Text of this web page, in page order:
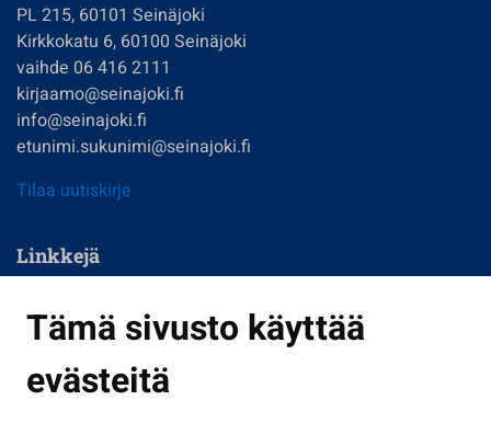
Tämä sivusto käyttää
evästeitä
PL 215, 60101 Seinäjoki
Kirkkokatu 6, 60100 Seinäjoki
vaihde 06 416 2111
kirjaamo@seinajoki.fi
info@seinajoki.fi
etunimi.sukunimi@seinajoki.fi
Tilaa uutiskirje
Linkkejä
Kasvatus ja opetus
Kulttuuri ja liikunta